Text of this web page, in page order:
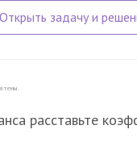
темы.
расставьте